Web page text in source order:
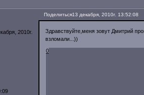
Поделиться13 декабря, 2010г. 13:52:08
2010г.
Здравствуйте,меня зовут Дмитрий
взломали...))
0